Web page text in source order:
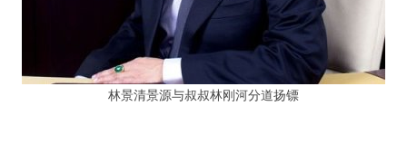
林景清景源与叔叔林刚河分道扬镖